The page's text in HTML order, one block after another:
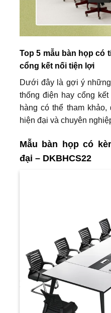
Top 5 mẫu bàn họp có
cổng kết nối tiện lợi
Dưới đây là gợi ý
thống điện hay cổng
hàng có thể tham
hiện đại và chuyên
Mẫu bàn họp có
đại – DKBHCS22